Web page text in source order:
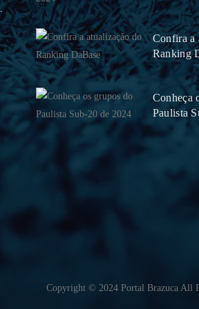
Confira a
Ranking
Conheça
Paulista
Copyright © 2024 Portal Brazuca All